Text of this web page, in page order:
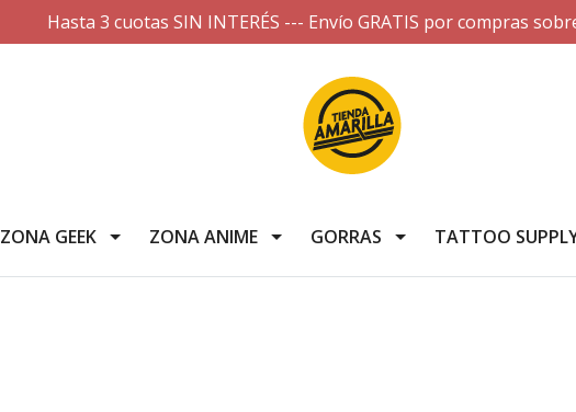
Hasta 3 cuotas SIN INTERÉS --- Envío GRATIS por compras
ZONA GEEK ZONA ANIME GORRAS TATTOO